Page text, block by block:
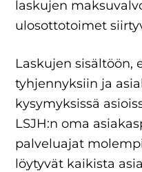
laskujen
ulosottotoimet
Laskujen sisältöön,
tyhjennyksiin ja
kysymyksissä
LSJH:n oma
palveluajat
löytyvät kaikista